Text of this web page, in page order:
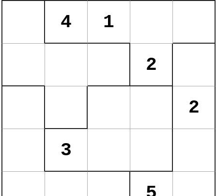
4 1
2
2
3